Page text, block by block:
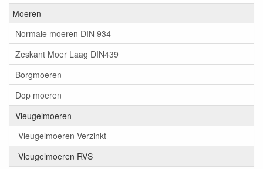
Moeren
Normale moeren DIN 934
Zeskant Moer Laag DIN439
Borgmoeren
Dop moeren
Vleugelmoeren
Vleugelmoeren Verzinkt
Vleugelmoeren RVS